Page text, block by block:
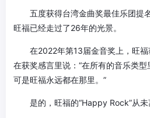
五度获得台湾金曲奖最佳乐团提
旺福已经走过了26年的光景。
在2022年第13届金音奖上，旺
在获奖感言里说：“在所有的音乐类型
可是旺福永远都在那里。”
是的，旺福的“Happy Rock”从未